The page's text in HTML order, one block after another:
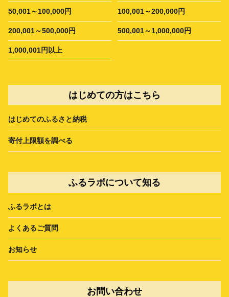
50,001～100,000円 100,001～200,000円
200,001～500,000円 500,001～1,000,000円
1,000,001円以上
はじめての方はこちら
はじめてのふるさと納税
寄付上限額を調べる
ふるラボについて知る
ふるラボとは
よくあるご質問
お知らせ
お問い合わせ